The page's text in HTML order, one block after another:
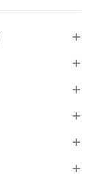





